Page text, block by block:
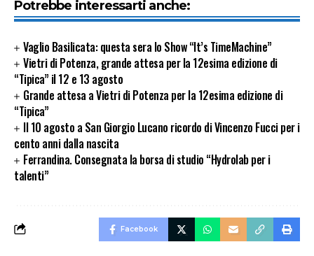
Potrebbe interessarti anche:
Vaglio Basilicata: questa sera lo Show “It’s TimeMachine”
Vietri di Potenza, grande attesa per la 12esima edizione di
“Tipica” il 12 e 13 agosto
Grande attesa a Vietri di Potenza per la 12esima edizione di
“Tipica”
Il 10 agosto a San Giorgio Lucano ricordo di Vincenzo Fucci per i
cento anni dalla nascita
Ferrandina. Consegnata la borsa di studio “Hydrolab per i
talenti”
Facebook